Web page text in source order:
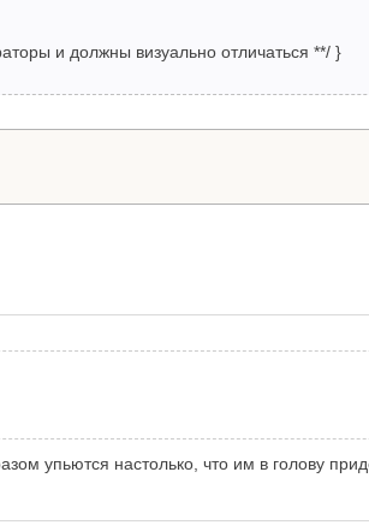
и должны визуально отличаться **/ }
упьются настолько, что им в голову